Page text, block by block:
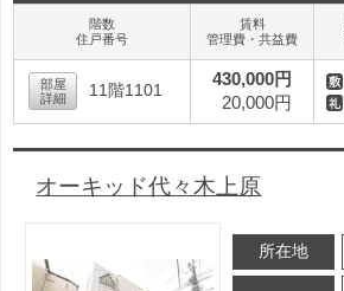
階数
住戸番号
賃料
管理費・共益費
部屋
詳細
11階1101
430,000円
20,000円
オーキッド代々木上原
所在地